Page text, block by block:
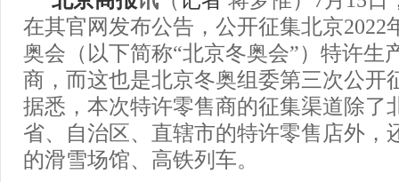
在其官网发布公告，公开征集北京2022
奥会（以下简称“北京冬奥会”）特许生
商，而这也是北京冬奥组委第三次公开
据悉，本次特许零售商的征集渠道除了
省、自治区、直辖市的特许零售店外，
的滑雪场馆、高铁列车。